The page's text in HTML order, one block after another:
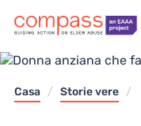
Casa / Storie vere /